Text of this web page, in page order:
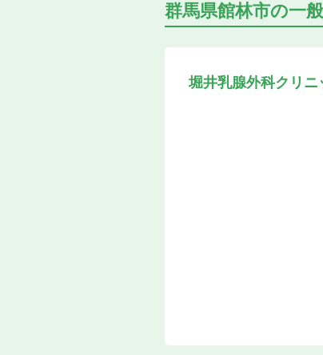
群馬県館林市の一
堀井乳腺外科クリニ